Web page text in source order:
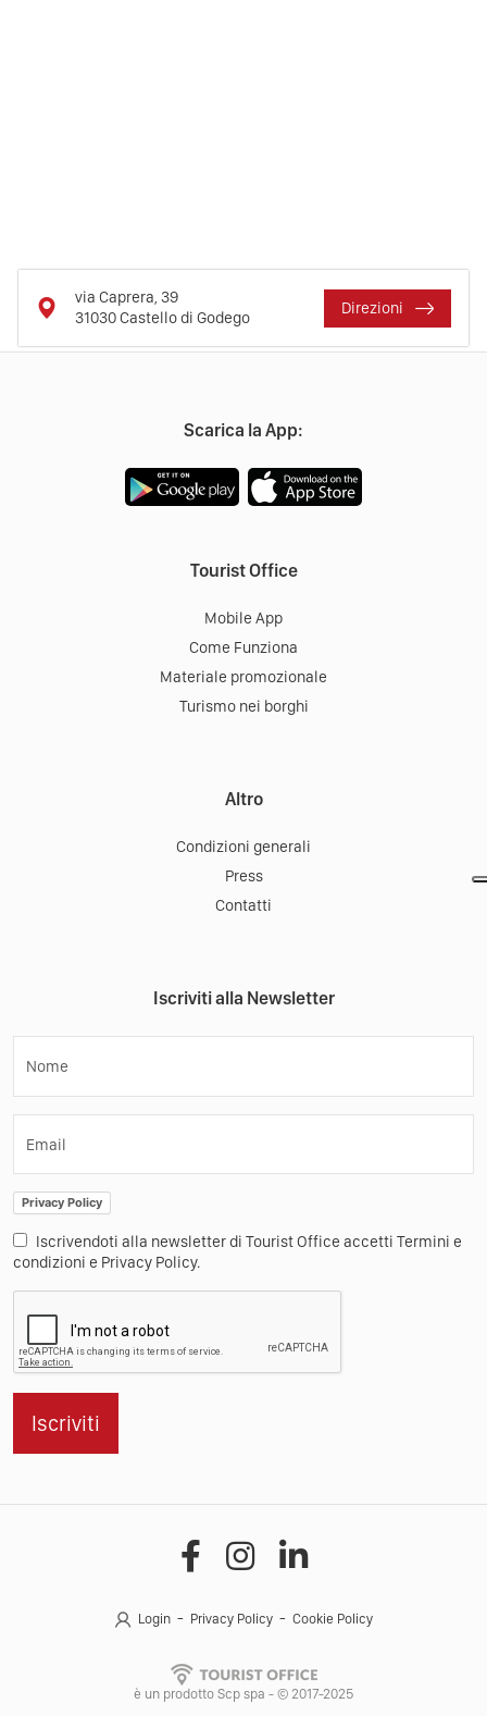
via Caprera, 39
31030Castello di Godego
Direzioni
Scarica la App:
Tourist Office
Mobile App
Come Funziona
Materiale promozionale
Turismo nei borghi
Altro
Condizioni generali
Press
Contatti
Iscriviti alla Newsletter
Nome
Email
Privacy Policy
Iscrivendoti alla newsletter di Tourist Office accetti Termini e
condizioni e Privacy Policy.
Iscriviti
Login Privacy Policy Cookie Policy
è un prodotto Scp spa - © 2017-2025